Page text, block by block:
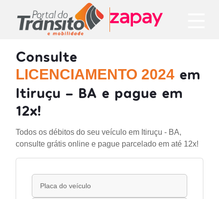
Consulte
LICENCIAMENTO 2024 em
Itiruçu - BA e pague em
12x!
Todos os débitos do seu veículo em Itiruçu - BA,
consulte grátis online e pague parcelado em até 12x!